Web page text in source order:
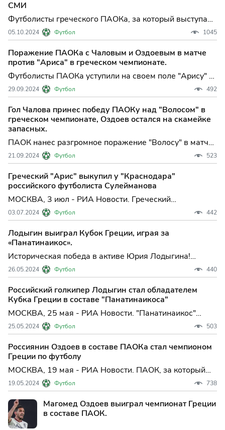
СМИ
Футболисты греческого ПАОКа, за который выступают
россияне Федор Чалов и Магомед Оздоев, были
оштрафованы за последние неудачные результаты
команды, сообщает греческое изд...
05.10.2024 Футбол 1045
Поражение ПАОКа с Чаловым и Оздоевым в матче
против "Ариса" в греческом чемпионате.
Футболисты ПАОКа уступили на своем поле "Арису" в
матче шестого тура чемпионата Греции по футболу.
Встреча, прошедшая в Салониках, завершилась со
счетом 1:0 в пользу "Ар...
29.09.2024 Футбол 492
Гол Чалова принес победу ПАОКу над "Волосом" в
греческом чемпионате, Оздоев остался на скамейке
запасных.
ПАОК нанес разгромное поражение "Волосу" в матче
четвертого тура чемпионата Греции по футболу.
Встреча, прошедшая в Волосе, завершилась со
счетом 4:1 в пользу гостей. В ...
21.09.2024 Футбол 523
Греческий "Арис" выкупил у "Краснодара"
российского футболиста Сулейманова
МОСКВА, 3 июл - РИА Новости. Греческий
футбольный клуб "Арис" из Салоников объявил на
своем официальном сайте о выкупе у "Краснодара"
российского нападающего Магомеда-Шапи
Сулейманова. С россиянином ...
03.07.2024 Футбол 442
Лодыгин выиграл Кубок Греции, играя за
«Панатинаикос».
Историческая победа в активе Юрия Лодыгина!
Российский голкипер стал обладателем Кубка Греции
после победы его команды.В захватывающем финале
турнира «Панатинаикос» сразился с соперником
«Арисом» и одержал победу со счетом 1:0.
26.05.2024 Футбол 440
Российский голкипер Лодыгин стал обладателем
Кубка Греции в составе "Панатинаикоса"
МОСКВА, 25 мая - РИА Новости. "Панатинаикос"
обыграл "Арис" в финале Кубка Греции по футболу.
Встреча завершилась со счетом 1:0 в пользу
"Панатинаикоса", отличился Георгиос Ваяннидис
(90+7). На 51-й ...
25.05.2024 Футбол 503
Россиянин Оздоев в составе ПАОКа стал чемпионом
Греции по футболу
МОСКВА, 19 мая - РИА Новости. ПАОК, за который
выступает российский полузащитник Магомед Оздоев,
обыграл "Арис" в матче заключительного, 36-го тура
чемпионата Греции по футболу и стал победителем
турн...
19.05.2024 Футбол 738
Магомед Оздоев выиграл чемпионат Греции
в составе ПАОК.